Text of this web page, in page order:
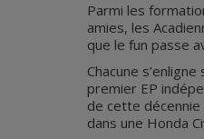
Parmi les
amies, les
que le fun passe
Chacune
premier EP
de cette décennie
dans une Honda